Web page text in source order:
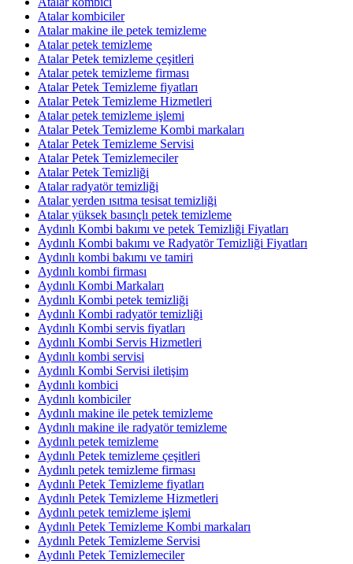
Atalar kombiciler
Atalar makine ile petek temizleme
Atalar petek temizleme
Atalar Petek temizleme çeşitleri
Atalar petek temizleme firması
Atalar Petek Temizleme fiyatları
Atalar Petek Temizleme Hizmetleri
Atalar petek temizleme işlemi
Atalar Petek Temizleme Kombi markaları
Atalar Petek Temizleme Servisi
Atalar Petek Temizlemeciler
Atalar Petek Temizliği
Atalar radyatör temizliği
Atalar yerden ısıtma tesisat temizliği
Atalar yüksek basınçlı petek temizleme
Aydınlı Kombi bakımı ve petek Temizliği Fiyatları
Aydınlı Kombi bakımı ve Radyatör Temizliği Fiyatları
Aydınlı kombi bakımı ve tamiri
Aydınlı kombi firması
Aydınlı Kombi Markaları
Aydınlı Kombi petek temizliği
Aydınlı Kombi radyatör temizliği
Aydınlı Kombi servis fiyatları
Aydınlı Kombi Servis Hizmetleri
Aydınlı kombi servisi
Aydınlı Kombi Servisi iletişim
Aydınlı kombici
Aydınlı kombiciler
Aydınlı makine ile petek temizleme
Aydınlı makine ile radyatör temizleme
Aydınlı petek temizleme
Aydınlı Petek temizleme çeşitleri
Aydınlı petek temizleme firması
Aydınlı Petek Temizleme fiyatları
Aydınlı Petek Temizleme Hizmetleri
Aydınlı petek temizleme işlemi
Aydınlı Petek Temizleme Kombi markaları
Aydınlı Petek Temizleme Servisi
Aydınlı Petek Temizlemeciler